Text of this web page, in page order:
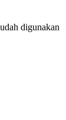
digunakan